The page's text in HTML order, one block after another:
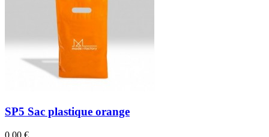
SP5 Sac plastique orange
0,00 €